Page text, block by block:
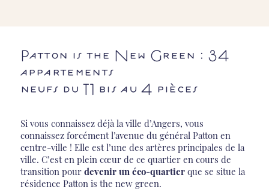
Patton is the New Green : 34
appartements
neufs du T1 bis au 4 pièces
Si vous connaissez déjà la ville d’Angers, vous
connaissez forcément l’avenue du général Patton en
centre-ville ! Elle est l’une des artères principales de la
ville. C’est en plein cœur de ce quartier en cours de
transition pour devenir un éco-quartierque se situe la
résidence Patton is the new green.